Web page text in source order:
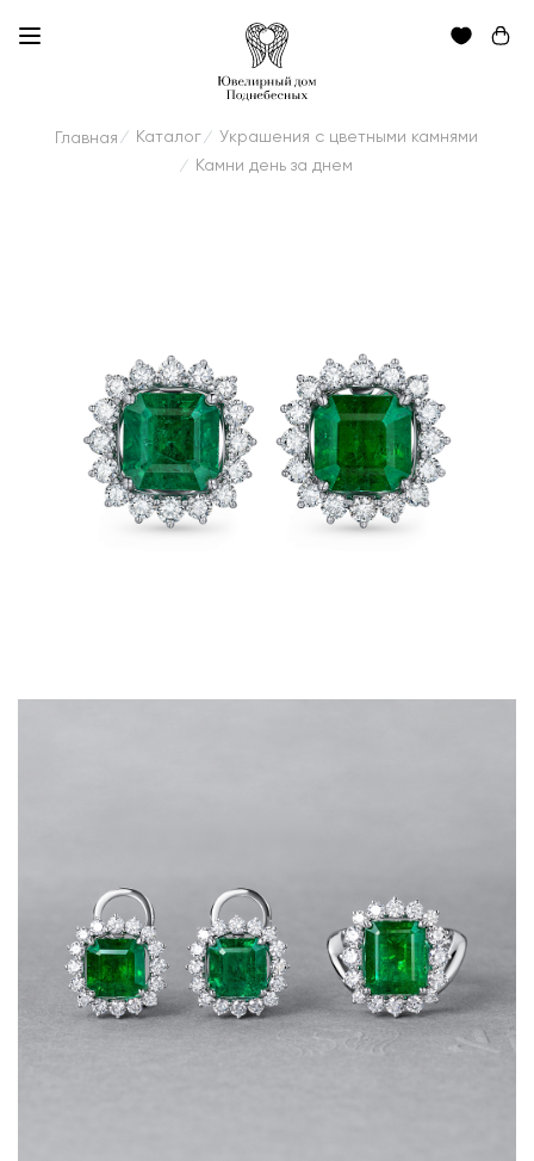
Главная / Каталог / Украшения с цветными камнями
/ Камни день за днем